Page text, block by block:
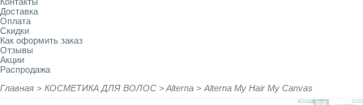
Доставка
Оплата
Скидки
Как оформить заказ
Отзывы
Акции
Распродажа
Главная > КОСМЕТИКА ДЛЯ ВОЛОС > Alterna > Alterna My Hair My Canvas